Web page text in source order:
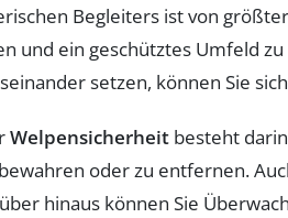
Begleiters ist von
und ein geschütztes Umfeld
setzen, können Sie
Welpensicherheit besteht
oder zu entfernen.
hinaus können Sie